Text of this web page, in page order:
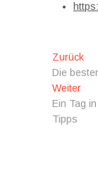
Zurück
Die
Weiter
Ein Tag
Tipps